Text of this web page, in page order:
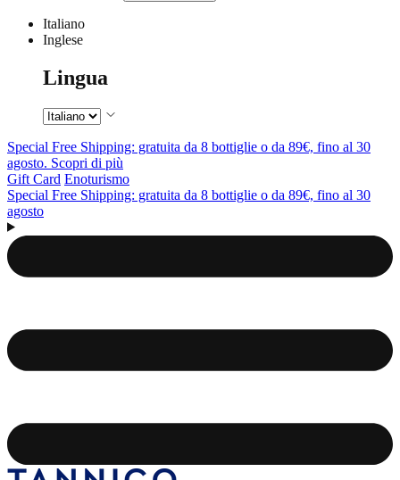
Italiano
Inglese
Lingua
Special Free Shipping: gratuita da 8 bottiglie o da 89€, fino al 30
agosto. Scopri di più
Gift Card Enoturismo
Special Free Shipping: gratuita da 8 bottiglie o da 89€, fino al 30
agosto